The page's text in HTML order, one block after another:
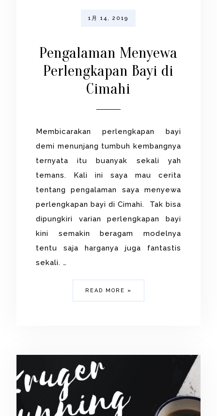
1月 14, 2019
Pengalaman Menyewa
Perlengkapan Bayi di
Cimahi
Membicarakan perlengkapan bayi
demi menunjang tumbuh kembangnya
ternyata itu buanyak sekali yah
temans. Kali ini saya mau cerita
tentang pengalaman saya menyewa
perlengkapan bayi di Cimahi. Tak bisa
dipungkiri varian perlengkapan bayi
kini semakin beragam modelnya
tentu saja harganya juga fantastis
sekali. …
READ MORE »